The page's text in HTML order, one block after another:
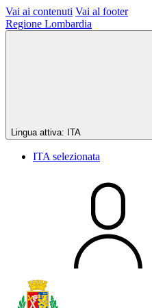
Vai ai contenuti Vai al footer
Regione Lombardia
Lingua attiva: ITA
ITA selezionata